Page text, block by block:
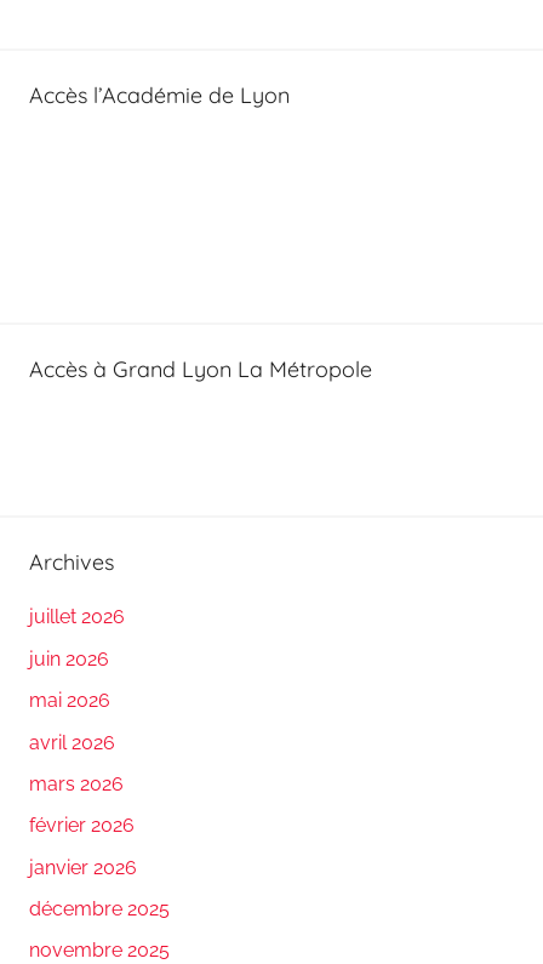
Accès l’Académie de Lyon
Accès à Grand Lyon La Métropole
Archives
juillet 2026
juin 2026
mai 2026
avril 2026
mars 2026
février 2026
janvier 2026
décembre 2025
novembre 2025